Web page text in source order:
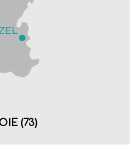
(73)